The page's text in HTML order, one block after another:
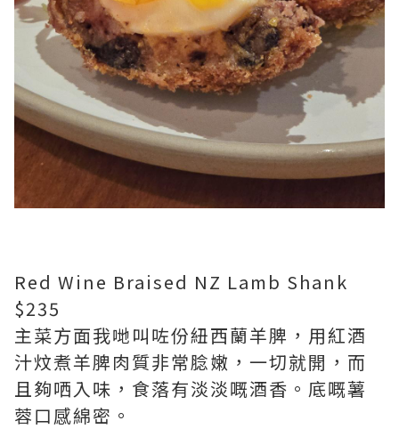
Red Wine Braised NZ Lamb Shank
$235
主菜方面我哋叫咗份紐西蘭羊脾，用紅酒
汁炆煮羊脾肉質非常腍嫩，一切就開，而
且夠哂入味，食落有淡淡嘅酒香。底嘅薯
蓉口感綿密。